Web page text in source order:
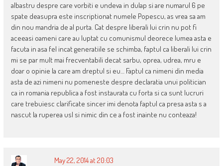
albastru despre care vorbiti e undeva in dulap si are numarul 6 pe
spate deasupra este inscriptionat numele Popescu, as vrea sa am
din nou mandria de al purta. Cat despre liberali lui crin nu pot fi
aceeasi oameni care au luptat cu comunismul deorece lumea asta e
facuta in asa fel incat generatiile se schimba, faptul ca liberali lui crin
mi se par mult mai frecventabili decat sarbu, oprea, udrea, mru e
doar o opinie la care am dreptul si eu… Faptul ca nimeni din media
asta de azi nimeni nu pomeneste despre declaratia unui politician
ca in romania republica a fost instaurata cu forta si ca sunt lucruri
care trebuiesc clarificate sincer imi denota faptul ca presa asta s a
nascut la ruperea usl si nimic din ce a fost inainte nu conteaza!
May 22, 2014 at 20:03